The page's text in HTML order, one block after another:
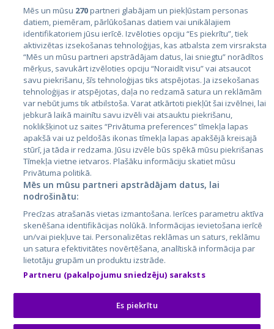
Valstis
Igaunija
Latvija
Lietuva
City24.lv
City24.ee
GetaPro.lv
GetaPro.ee
Skelbiu.lt
Autoplius.lt
Aruodas.lt
CVbankas.lt
Kainos.lt
Paslaugos.lt
auto24.ee
Osta.ee
KuldneBörs.ee
Mēs un mūsu 270partneri glabājam un piekļūstam personas
datiem, piemēram, pārlūkošanas datiem vai unikālajiem
identifikatoriem jūsu ierīcē. Izvēloties opciju “Es piekrītu”, tiek
aktivizētas izsekošanas tehnoloģijas, kas atbalsta zem virsraksta
“Mēs un mūsu partneri apstrādājam datus, lai sniegtu” norādītos
mērķus, savukārt izvēloties opciju “Noraidīt visu” vai atsaucot
savu piekrišanu, šīs tehnoloģijas tiks atspējotas. Ja izsekošanas
tehnoloģijas ir atspējotas, daļa no redzamā satura un reklāmām
var nebūt jums tik atbilstoša. Varat atkārtoti piekļūt šai izvēlnei, lai
jebkurā laikā mainītu savu izvēli vai atsauktu piekrišanu,
noklikšķinot uz saites “Privātuma preferences” tīmekļa lapas
apakšā vai uz peldošās ikonas tīmekļa lapas apakšējā kreisajā
stūrī, ja tāda ir redzama. Jūsu izvēle būs spēkā mūsu piekrišanas
Tīmekļa vietne ietvaros. Plašāku informāciju skatiet mūsu
Privātuma politikā.
Mēs un mūsu partneri apstrādājam datus, lai
nodrošinātu:
Precīzas atrašanās vietas izmantošana. Ierīces parametru aktīva
skenēšana identifikācijas nolūkā. Informācijas ievietošana ierīcē
un/vai piekļuve tai. Personalizētas reklāmas un saturs, reklāmu
un satura efektivitātes novērtēšana, analītiskā informācija par
lietotāju grupām un produktu izstrāde.
Partneru (pakalpojumu sniedzēju) saraksts
Es piekrītu